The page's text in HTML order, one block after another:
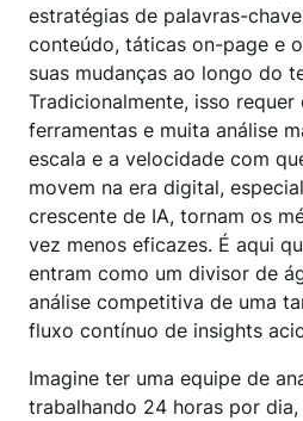
estratégias de palavras-
conteúdo, táticas on-page e
suas mudanças ao longo do
Tradicionalmente, isso
ferramentas e muita análise
escala e a velocidade com
movem na era digital,
crescente de IA, tornam os
vez menos eficazes. É aqui
entram como um divisor de
análise competitiva de uma
fluxo contínuo de insights
Imagine ter uma equipe de
trabalhando 24 horas por